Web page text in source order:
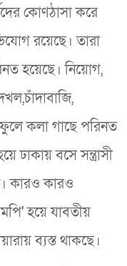
কোণঠাসা করে
রয়েছে। তারা
হয়েছে। নিয়োগ,
কলা গাছে পরিনত
ঢাকায় বসে সন্ত্রাসী
কারও কারও
হয়ে যাবতীয়
ব্যস্ত থাকছে।